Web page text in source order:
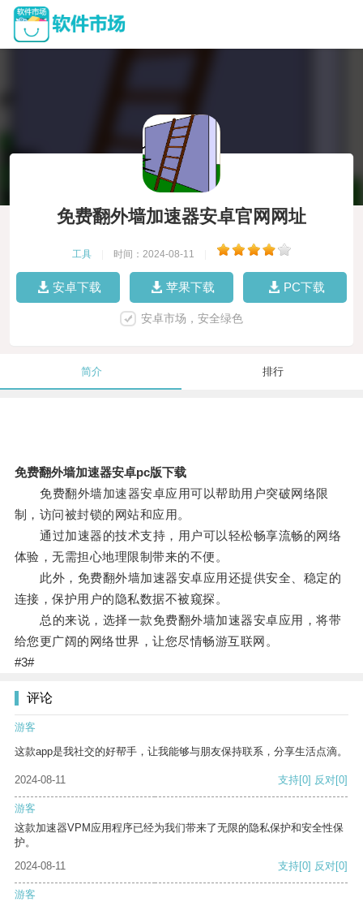
免费翻外墙加速器安卓官网网址
工具 时间：2024-08-11
安卓下载 苹果下载 PC下载
安卓市场，安全绿色
简介 排行
免费翻外墙加速器安卓pc版下载
免费翻外墙加速器安卓应用可以帮助用户突破网络限
制，访问被封锁的网站和应用。
通过加速器的技术支持，用户可以轻松畅享流畅的网络
体验，无需担心地理限制带来的不便。
此外，免费翻外墙加速器安卓应用还提供安全、稳定的
连接，保护用户的隐私数据不被窥探。
总的来说，选择一款免费翻外墙加速器安卓应用，将带
给您更广阔的网络世界，让您尽情畅游互联网。
#3#
评论
游客
这款app是我社交的好帮手，让我能够与朋友保持联系，分享生活点滴。
2024-08-11 支持[0] 反对[0]
游客
这款加速器VPM应用程序已经为我们带来了无限的隐私保护和安全性保
护。
2024-08-11
支持[0] 反对[0]
游客